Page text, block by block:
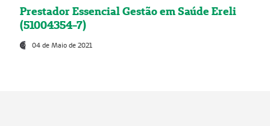
Prestador Essencial Gestão em Saúde Ereli
(51004354-7)
04 de Maio de 2021